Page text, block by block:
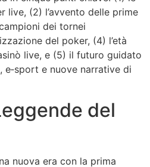
live, (2) l’avvento delle prime
dei tornei
del poker, (4) l’età
live, e (5) il futuro guidato
e nuove narrative di
del
nuova era con la prima